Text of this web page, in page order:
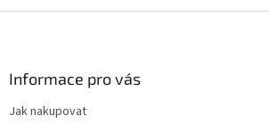
Informace pro vás
Jak nakupovat